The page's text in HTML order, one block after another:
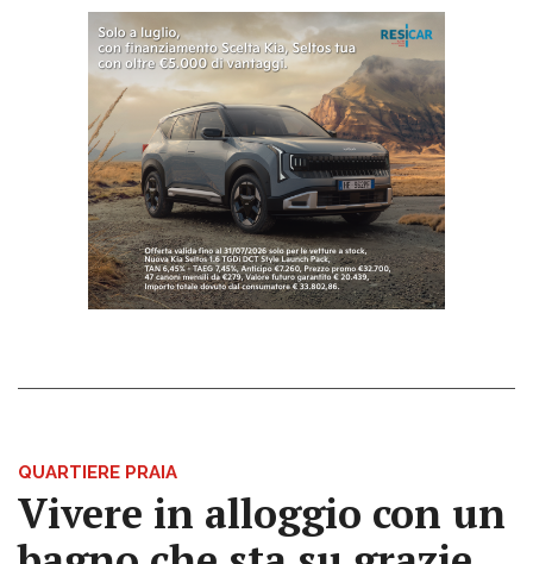
QUARTIERE PRAIA
Vivere in alloggio con un